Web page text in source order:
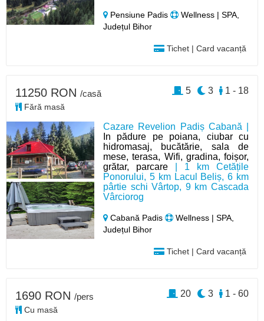
Pensiune Padis
Wellness | SPA,
Județul Bihor
Tichet | Card vacanță
Cazare Revelion Padiș Cabană |
In pădure pe poiana, ciubar cu
hidromasaj, bucătărie, sala de
mese, terasa, Wifi, gradina, foișor,
grătar, parcare | 1 km Cetățile
Ponorului, 5 km Lacul Beliș, 6 km
pârtie schi Vârtop, 9 km Cascada
Vârciorog
Cabană Padis
Wellness | SPA,
Județul Bihor
Tichet | Card vacanță
11250 RON /casă
Fără masă
1 - 18
3
5
1690 RON /pers
Cu masă
1 - 60
3
20